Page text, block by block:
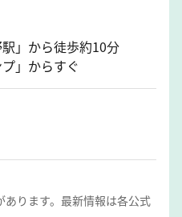
」から徒歩約10分
」からすぐ
ります。最新情報は各公式